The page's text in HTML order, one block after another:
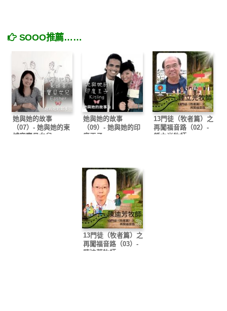
SOOO推薦……
她與她的故事
（07）- 她與她的柬
埔寨寶貝女兒
她與她的故事
（09）- 她與她的印
度王子
13門徒（牧者篇）之
再闖福音路（02）-
鍾立光牧師
13門徒（牧者篇）之
再闖福音路（03）-
陳迪芳牧師